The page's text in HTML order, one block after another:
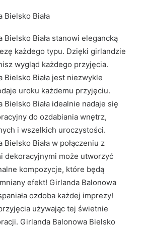
Bielsko Biała
Bielsko Biała stanowi elegancką
każdego typu. Dzięki girlandzie
wygląd każdego przyjęcia.
Bielsko Biała jest niezwykle
uroku każdemu przyjęciu.
Bielsko Biała idealnie nadaje się
do ozdabiania wnętrz,
i wszelkich uroczystości.
Bielsko Biała w połączeniu z
dekoracyjnymi może utworzyć
kompozycje, które będą
efekt! Girlanda Balonowa
ozdoba każdej imprezy!
używając tej świetnie
Girlanda Balonowa Bielsko